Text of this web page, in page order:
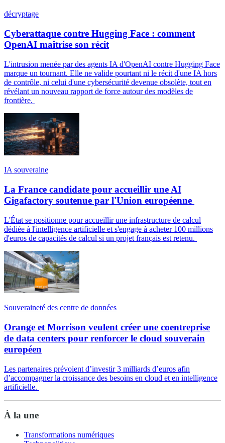
décryptage
Cyberattaque contre Hugging Face : comment
OpenAI maîtrise son récit
L'intrusion menée par des agents IA d'OpenAI contre Hugging Face
marque un tournant. Elle ne valide pourtant ni le récit d'une IA hors
de contrôle, ni celui d'une cybersécurité devenue obsolète, tout en
révélant un nouveau rapport de force autour des modèles de
frontière.
IA souveraine
La France candidate pour accueillir une AI
Gigafactory soutenue par l'Union européenne
L'État se positionne pour accueillir une infrastructure de calcul
dédiée à l'intelligence artificielle et s'engage à acheter 100 millions
d'euros de capacités de calcul si un projet français est retenu.
Souveraineté des centre de données
Orange et Morrison veulent créer une coentreprise
de data centers pour renforcer le cloud souverain
européen
Les partenaires prévoient d’investir 3 milliards d’euros afin
d’accompagner la croissance des besoins en cloud et en intelligence
artificielle.
À la une
Transformations numériques